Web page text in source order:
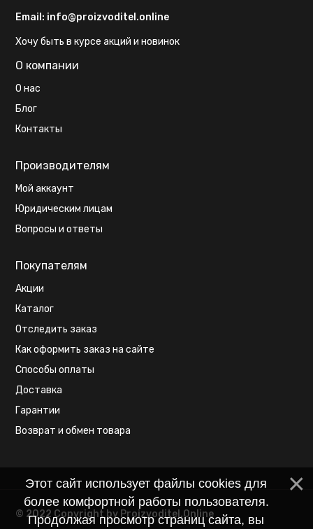
Email: info@proizvoditel.online
Хочу быть в курсе акций и новинок
О компании
О нас
Блог
Контакты
Производителям
Мой аккаунт
Юридическим лицам
Вопросы и ответы
Покупателям
Акции
Каталог
Отследить заказ
Как оформить заказ на сайте
Способы оплаты
Доставка
Гарантии
Возврат и обмен товара
© 2022 Copyright by Proizvoditel.Online
Этот сайт использует файлы cookies для
более комфортной работы пользователя.
Продолжая просмотр страниц сайта, вы